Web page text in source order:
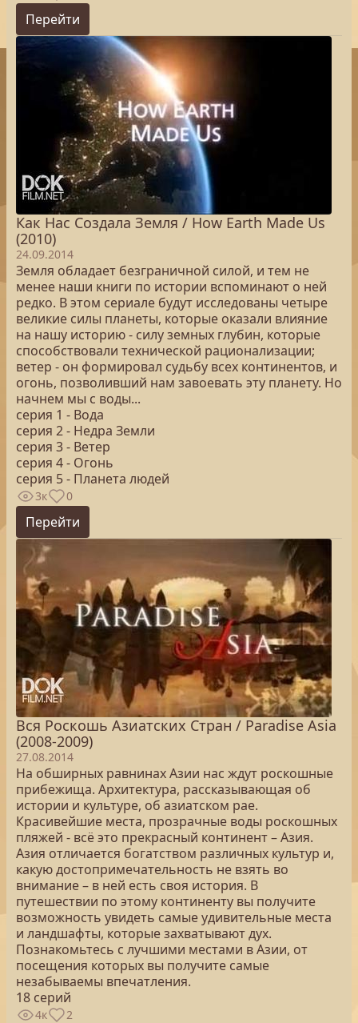
Перейти
Как Нас Создала Земля / How Earth Made Us
(2010)
24.09.2014
Земля обладает безграничной силой, и тем не
менее наши книги по истории вспоминают о ней
редко. В этом сериале будут исследованы четыре
великие силы планеты, которые оказали влияние
на нашу историю - силу земных глубин, которые
способствовали технической рационализации;
ветер - он формировал судьбу всех континентов, и
огонь, позволивший нам завоевать эту планету. Но
начнем мы с воды...
серия 1 - Вода
серия 2 - Недра Земли
серия 3 - Ветер
серия 4 - Огонь
серия 5 - Планета людей
3к 0
Перейти
Вся Роскошь Азиатских Стран / Paradise Asia
(2008-2009)
27.08.2014
На обширных равнинах Азии нас ждут роскошные
прибежища. Архитектура, рассказывающая об
истории и культуре, об азиатском рае.
Красивейшие места, прозрачные воды роскошных
пляжей - всё это прекрасный континент – Азия.
Азия отличается богатством различных культур и,
какую достопримечательность не взять во
внимание – в ней есть своя история. В
путешествии по этому континенту вы получите
возможность увидеть самые удивительные места
и ландшафты, которые захватывают дух.
Познакомьтесь с лучшими местами в Азии, от
посещения которых вы получите самые
незабываемы впечатления.
18 серий
4к 2